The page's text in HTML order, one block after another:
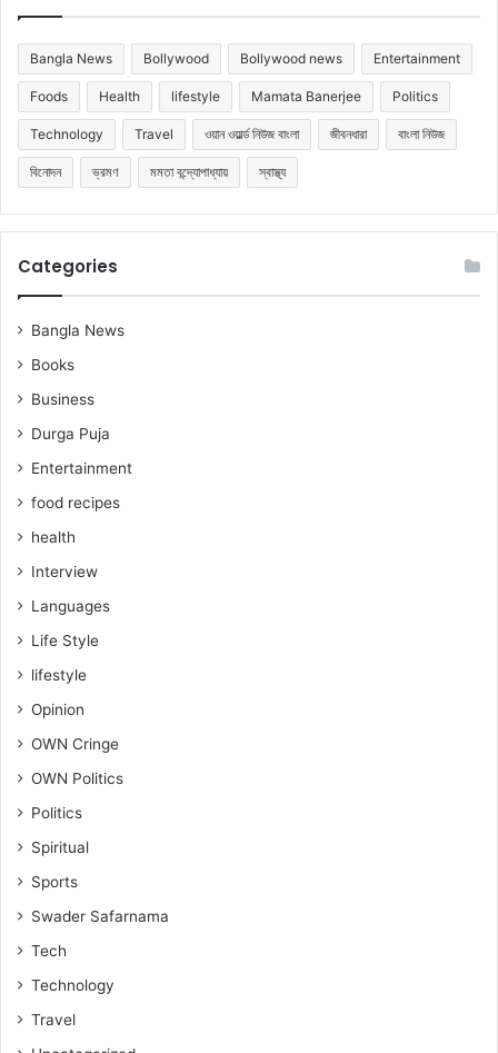
Bangla News Bollywood Bollywood news Entertainment
Foods Health lifestyle Mamata Banerjee Politics
Technology Travel ওয়ান ওয়ার্ল্ড নিউজ বাংলা জীবনধারা বাংলা নিউজ
বিনোদন ভ্রমণ মমতা বন্দ্যোপাধ্যায় স্বাস্থ্য
Categories
Bangla News
Books
Business
Durga Puja
Entertainment
food recipes
health
Interview
Languages
Life Style
lifestyle
Opinion
OWN Cringe
OWN Politics
Politics
Spiritual
Sports
Swader Safarnama
Tech
Technology
Travel